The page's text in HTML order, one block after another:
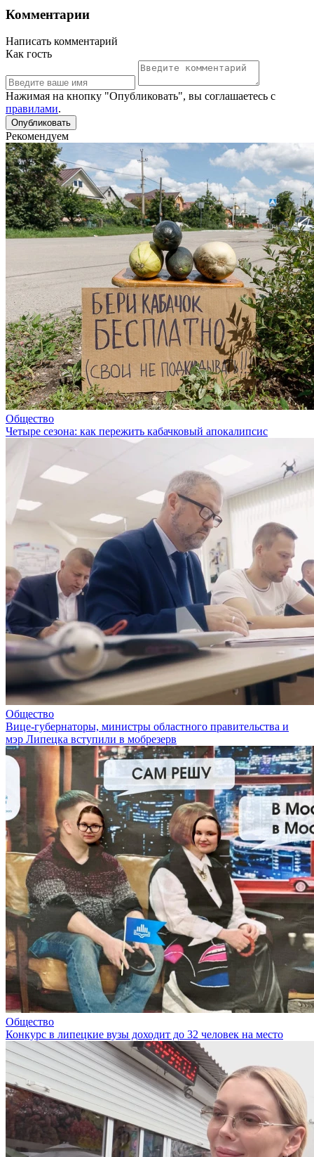
Комментарии
Написать комментарий
Как гость
Нажимая на кнопку "Опубликовать", вы соглашаетесь с
правилами.
Рекомендуем
Общество
Четыре сезона: как пережить кабачковый апокалипсис
Общество
Вице-губернаторы, министры областного правительства и
мэр Липецка вступили в мобрезерв
Общество
Конкурс в липецкие вузы доходит до 32 человек на место